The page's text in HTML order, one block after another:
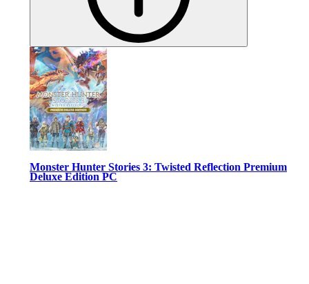
Monster Hunter Stories 3: Twisted Reflection Premium
Deluxe Edition PC